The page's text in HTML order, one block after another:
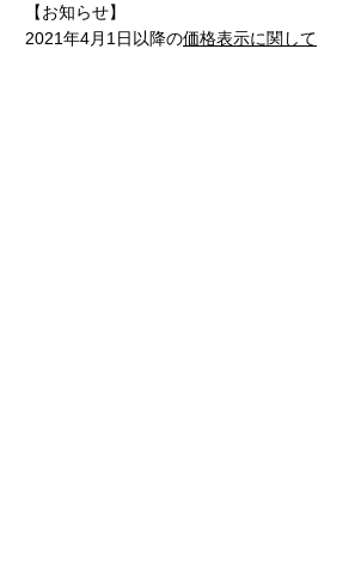
【お知らせ】
2021年4月1日以降の価格表示に関して